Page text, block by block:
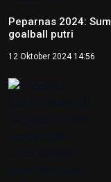
Peparnas 2024:
goalball putri
12 Oktober 2024 14:56